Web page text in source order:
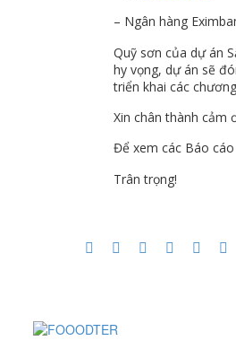
– Ngân hàng
Quỹ sơn của dự án
hy vọng, dự án sẽ
triển khai các
Xin chân thành cảm
Để xem các Báo
Trân trọng!